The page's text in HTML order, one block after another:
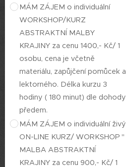
MÁM ZÁJEM o individuální
WORKSHOP/KURZ
ABSTRAKTNÍ MALBY
KRAJINY za cenu 1400,- Kč/ 1
osobu, cena je včetně
materiálu, zapůjčení pomůcek a
lektorného. Délka kurzu 3
hodiny ( 180 minut) dle dohody
předem.
MÁM ZÁJEM o individuální živý
ON-LINE KURZ/ WORKSHOP "
MALBA ABSTRAKTNÍ
KRAJINY za cenu 900,- Kč/ 1